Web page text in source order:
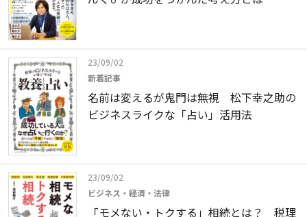
23/09/02
新着記事
名前は変えるが鬼門は無視 松下幸之助の
ビジネスライクな「占い」活用法
23/09/02
ビジネス・経済・法律
「モメない・トクする」相続とは？ 税理